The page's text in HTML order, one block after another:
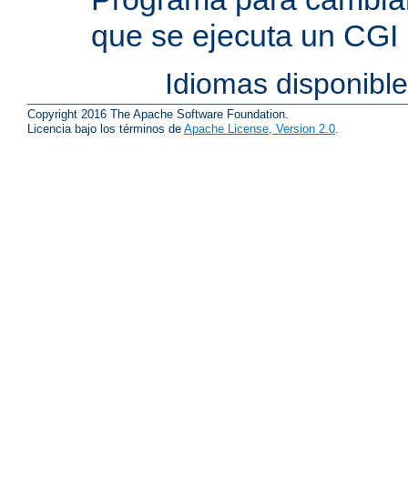
que se ejecuta un CGI
Idiomas
Copyright 2016 The Apache Software Foundation.
Licencia bajo los términos de Apache License, Version 2.0.